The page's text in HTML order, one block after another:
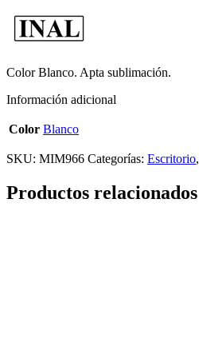
Color Blanco. Apta sublimación.
Información adicional
Color Blanco
SKU: MIM966 Categorías: Escritorio,
Productos relacionados